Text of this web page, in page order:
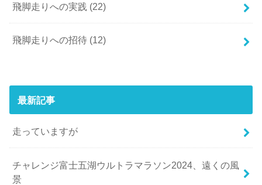
飛脚走りへの実践 (22)
飛脚走りへの招待 (12)
最新記事
走っていますが
チャレンジ富士五湖ウルトラマラソン2024、遠くの風
景